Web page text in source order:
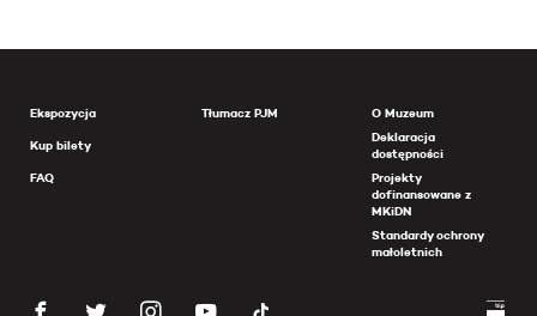
Ekspozycja
Kup bilety
FAQ
Tłumacz PJM
O Muzeum
Deklaracja
dostępności
Projekty
dofinansowane z
MKiDN
Standardy ochrony
małoletnich